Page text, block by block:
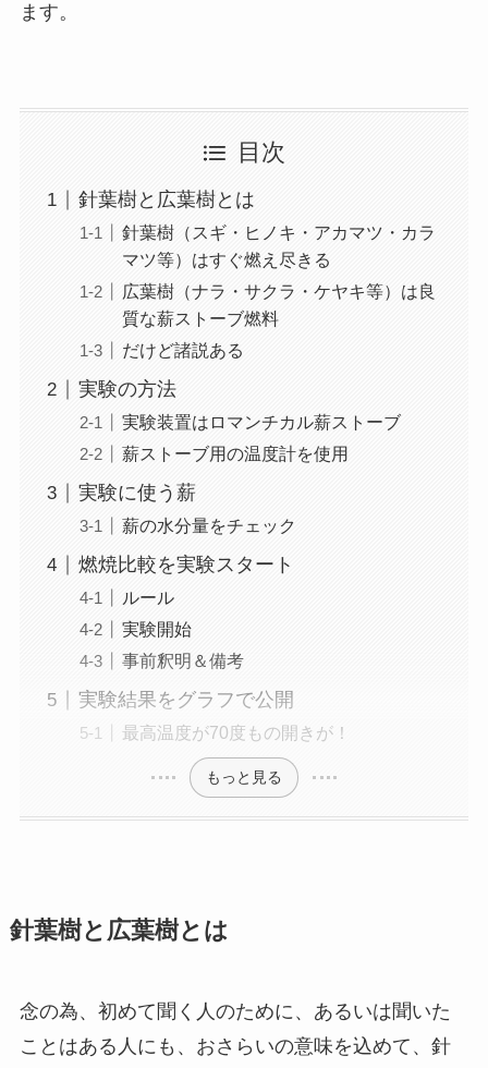
ます。
目次
針葉樹と広葉樹とは
針葉樹（スギ・ヒノキ・アカマツ・カラ
マツ等）はすぐ燃え尽きる
広葉樹（ナラ・サクラ・ケヤキ等）は良
質な薪ストーブ燃料
だけど諸説ある
実験の方法
実験装置はロマンチカル薪ストーブ
薪ストーブ用の温度計を使用
実験に使う薪
薪の水分量をチェック
燃焼比較を実験スタート
ルール
実験開始
事前釈明＆備考
実験結果をグラフで公開
最高温度が70度もの開きが！
もっと見る
針葉樹と広葉樹とは
念の為、初めて聞く人のために、あるいは聞いた
ことはある人にも、おさらいの意味を込めて、針